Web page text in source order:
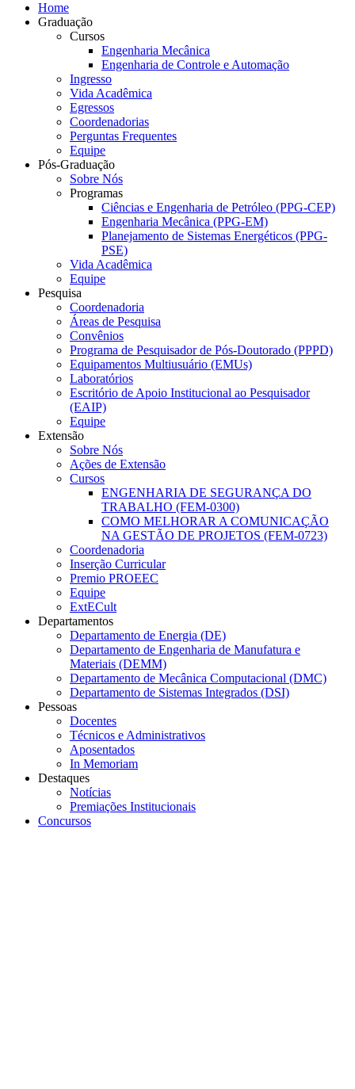
Home
Graduação
Cursos
Engenharia Mecânica
Engenharia de Controle e Automação
Ingresso
Vida Acadêmica
Egressos
Coordenadorias
Perguntas Frequentes
Equipe
Pós-Graduação
Sobre Nós
Programas
Ciências e Engenharia de Petróleo (PPG-CEP)
Engenharia Mecânica (PPG-EM)
Planejamento de Sistemas Energéticos (PPG-
PSE)
Vida Acadêmica
Equipe
Pesquisa
Coordenadoria
Áreas de Pesquisa
Convênios
Programa de Pesquisador de Pós-Doutorado (PPPD)
Equipamentos Multiusuário (EMUs)
Laboratórios
Escritório de Apoio Institucional ao Pesquisador
(EAIP)
Equipe
Extensão
Sobre Nós
Ações de Extensão
Cursos
ENGENHARIA DE SEGURANÇA DO
TRABALHO (FEM-0300)
COMO MELHORAR A COMUNICAÇÃO
NA GESTÃO DE PROJETOS (FEM-0723)
Coordenadoria
Inserção Curricular
Premio PROEEC
Equipe
ExtECult
Departamentos
Departamento de Energia (DE)
Departamento de Engenharia de Manufatura e
Materiais (DEMM)
Departamento de Mecânica Computacional (DMC)
Departamento de Sistemas Integrados (DSI)
Pessoas
Docentes
Técnicos e Administrativos
Aposentados
In Memoriam
Destaques
Notícias
Premiações Institucionais
Concursos